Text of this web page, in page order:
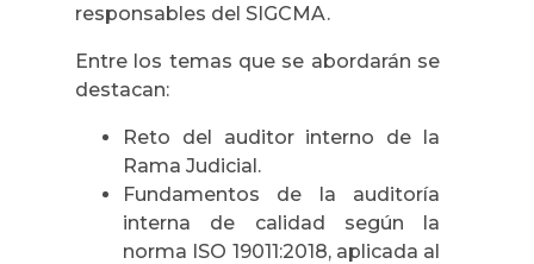
responsables del SIGCMA.
Entre los temas que se abordarán se
destacan:
Reto del auditor interno de la
Rama Judicial.
Fundamentos de la auditoría
interna de calidad según la
norma ISO 19011:2018, aplicada al